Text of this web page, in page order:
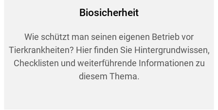
Biosicherheit
Wie schützt man seinen eigenen Betrieb vor
Tierkrankheiten? Hier finden Sie Hintergrundwissen,
Checklisten und weiterführende Informationen zu
diesem Thema.